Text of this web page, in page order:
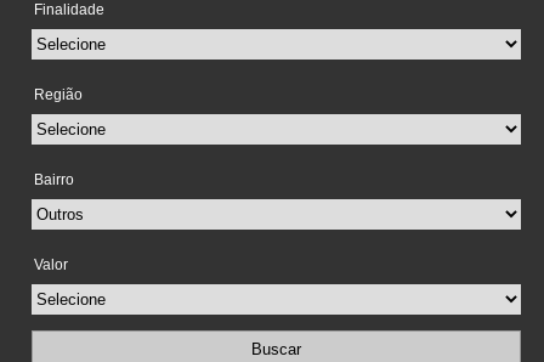
Finalidade
Região
Bairro
Valor
Buscar